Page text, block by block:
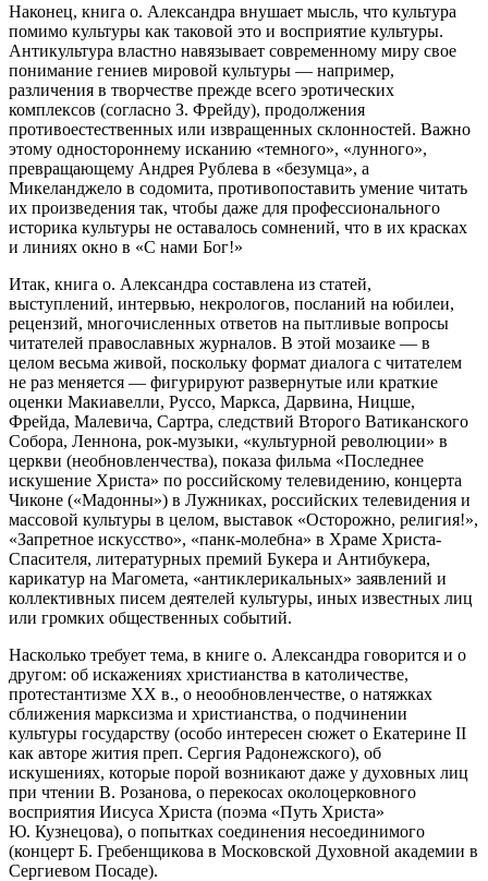
Наконец, книга о. Александра внушает мысль, что культура
помимо культуры как таковой это и восприятие культуры.
Антикультура властно навязывает современному миру свое
понимание гениев мировой культуры — например,
различения в творчестве прежде всего эротических
комплексов (согласно З. Фрейду), продолжения
противоестественных или извращенных склонностей. Важно
этому одностороннему исканию «темного», «лунного»,
превращающему Андрея Рублева в «безумца», а
Микеланджело в содомита, противопоставить умение читать
их произведения так, чтобы даже для профессионального
историка культуры не оставалось сомнений, что в их красках
и линиях окно в «С нами Бог!»
Итак, книга о. Александра составлена из статей,
выступлений, интервью, некрологов, посланий на юбилеи,
рецензий, многочисленных ответов на пытливые вопросы
читателей православных журналов. В этой мозаике — в
целом весьма живой, поскольку формат диалога с читателем
не раз меняется — фигурируют развернутые или краткие
оценки Макиавелли, Руссо, Маркса, Дарвина, Ницше,
Фрейда, Малевича, Сартра, следствий Второго Ватиканского
Собора, Леннона, рок-музыки, «культурной революции» в
церкви (необновленчества), показа фильма «Последнее
искушение Христа» по российскому телевидению, концерта
Чиконе («Мадонны») в Лужниках, российских телевидения и
массовой культуры в целом, выставок «Осторожно, религия!»,
«Запретное искусство», «панк-молебна» в Храме Христа-
Спасителя, литературных премий Букера и Антибукера,
карикатур на Магомета, «антиклерикальных» заявлений и
коллективных писем деятелей культуры, иных известных лиц
или громких общественных событий.
Насколько требует тема, в книге о. Александра говорится и о
другом: об искажениях христианства в католичестве,
протестантизме ХХ в., о неообновленчестве, о натяжках
сближения марксизма и христианства, о подчинении
культуры государству (особо интересен сюжет о Екатерине II
как авторе жития преп. Сергия Радонежского), об
искушениях, которые порой возникают даже у духовных лиц
при чтении В. Розанова, о перекосах околоцерковного
восприятия Иисуса Христа (поэма «Путь Христа»
Ю. Кузнецова), о попытках соединения несоединимого
(концерт Б. Гребенщикова в Московской Духовной академии в
Сергиевом Посаде).